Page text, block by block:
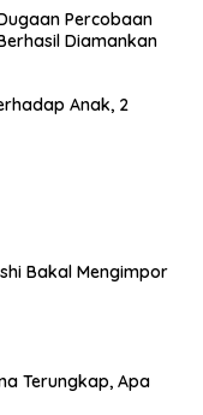
Percobaan
Diamankan
Anak, 2
Bakal Mengimpor
Terungkap, Apa